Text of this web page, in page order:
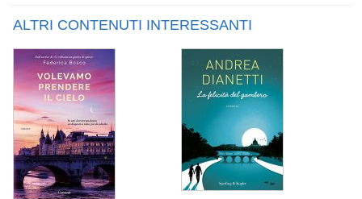
ALTRI CONTENUTI INTERESSANTI